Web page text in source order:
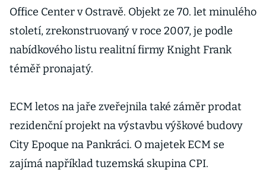
Office Center v Ostravě. Objekt ze 70. let minulého
století, zrekonstruovaný v roce 2007, je podle
nabídkového listu realitní firmy Knight Frank
téměř pronajatý.
ECM letos na jaře zveřejnila také záměr prodat
rezidenční projekt na výstavbu výškové budovy
City Epoque na Pankráci. O majetek ECM se
zajímá například tuzemská skupina CPI.